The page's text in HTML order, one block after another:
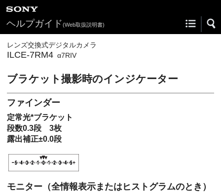
ヘルプガイド(Web取扱説明書)
レンズ交換式デジタルカメラ
ILCE-7RM4 α7RIV
ブラケット撮影時のインジケーター
ファインダー
定常光*ブラケット
段数0.3段 3枚
露出補正±0.0段
モニター（全情報表示またはヒストグラムのとき）